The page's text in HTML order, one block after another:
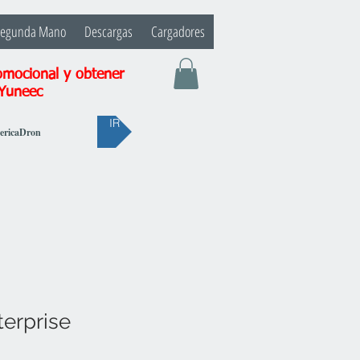
Mano Descargas Cargadores
y obtener
IR